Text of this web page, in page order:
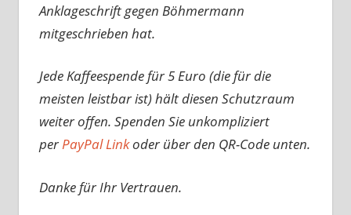
Anklageschrift gegen Böhmermann
mitgeschrieben hat.
Jede Kaffeespende für 5 Euro (die für die
meisten leistbar ist) hält diesen Schutzraum
weiter offen. Spenden Sie unkompliziert
perPayPal Linkoder über den QR-Code unten.
Danke für Ihr Vertrauen.